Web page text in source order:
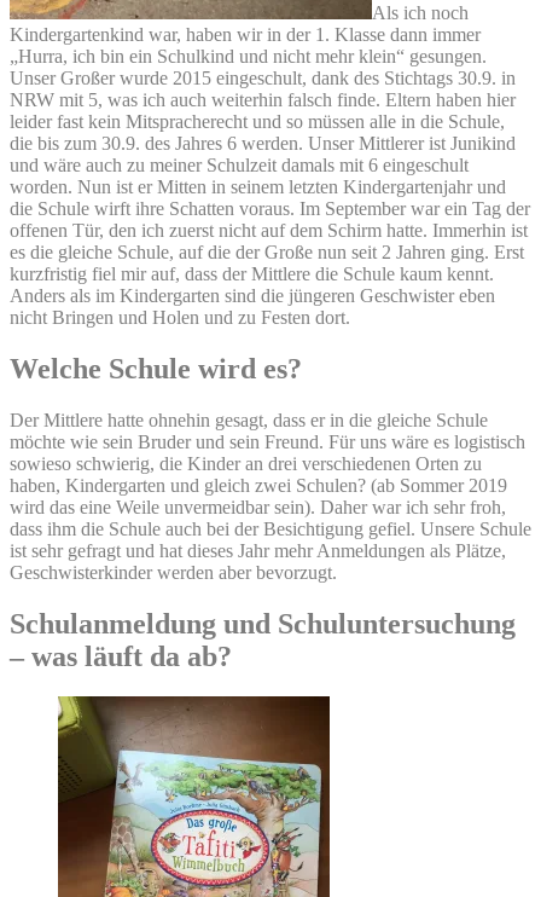
Als ich noch
Kindergartenkind war, haben wir in der 1. Klasse dann immer
„Hurra, ich bin ein Schulkind und nicht mehr klein“ gesungen.
Unser Großer wurde 2015 eingeschult, dank des Stichtags 30.9. in
NRW mit 5, was ich auch weiterhin falsch finde. Eltern haben hier
leider fast kein Mitspracherecht und so müssen alle in die Schule,
die bis zum 30.9. des Jahres 6 werden. Unser Mittlerer ist Junikind
und wäre auch zu meiner Schulzeit damals mit 6 eingeschult
worden. Nun ist er Mitten in seinem letzten Kindergartenjahr und
die Schule wirft ihre Schatten voraus. Im September war ein Tag der
offenen Tür, den ich zuerst nicht auf dem Schirm hatte. Immerhin ist
es die gleiche Schule, auf die der Große nun seit 2 Jahren ging. Erst
kurzfristig fiel mir auf, dass der Mittlere die Schule kaum kennt.
Anders als im Kindergarten sind die jüngeren Geschwister eben
nicht Bringen und Holen und zu Festen dort.
Welche Schule wird es?
Der Mittlere hatte ohnehin gesagt, dass er in die gleiche Schule
möchte wie sein Bruder und sein Freund. Für uns wäre es logistisch
sowieso schwierig, die Kinder an drei verschiedenen Orten zu
haben, Kindergarten und gleich zwei Schulen? (ab Sommer 2019
wird das eine Weile unvermeidbar sein). Daher war ich sehr froh,
dass ihm die Schule auch bei der Besichtigung gefiel. Unsere Schule
ist sehr gefragt und hat dieses Jahr mehr Anmeldungen als Plätze,
Geschwisterkinder werden aber bevorzugt.
Schulanmeldung und Schuluntersuchung
– was läuft da ab?